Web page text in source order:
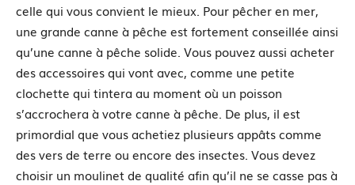
celle qui vous convient le mieux. Pour pêcher en mer,
une grande canne à pêche est fortement conseillée ainsi
qu’une canne à pêche solide. Vous pouvez aussi acheter
des accessoires qui vont avec, comme une petite
clochette qui tintera au moment où un poisson
s’accrochera à votre canne à pêche. De plus, il est
primordial que vous achetiez plusieurs appâts comme
des vers de terre ou encore des insectes. Vous devez
choisir un moulinet de qualité afin qu’il ne se casse pas à